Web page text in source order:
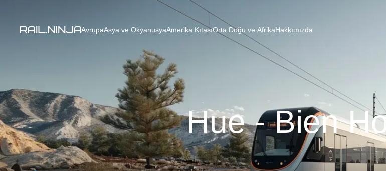
AvrupaAsya ve OkyanusyaAmerika KıtasıOrta Doğu ve AfrikaHakkımızda
Hue - Bien